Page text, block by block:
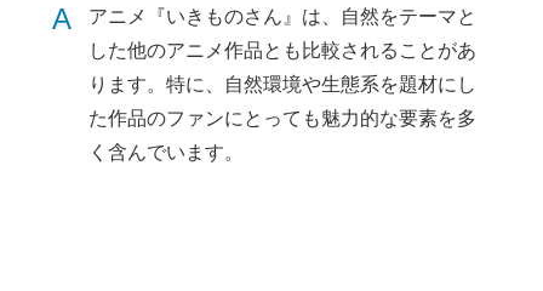
A
アニメ『いきものさん』は、自然をテーマと
した他のアニメ作品とも比較されることがあ
ります。特に、自然環境や生態系を題材にし
た作品のファンにとっても魅力的な要素を多
く含んでいます。